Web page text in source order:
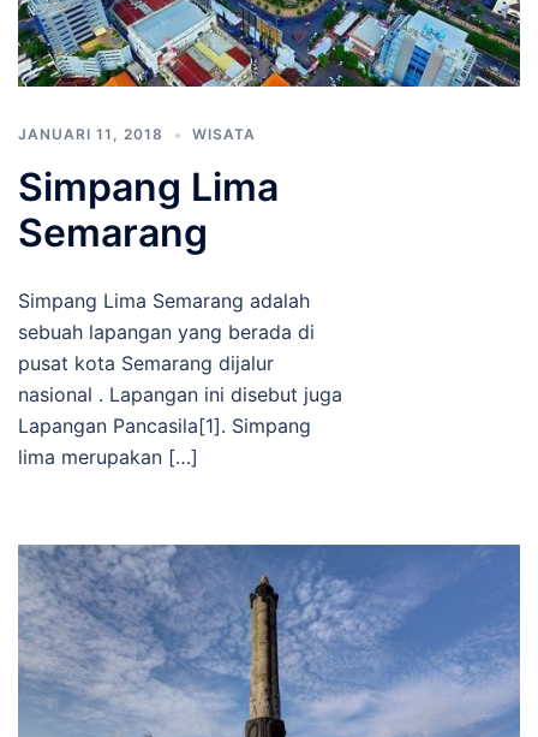
JANUARI 11, 2018 WISATA
Simpang Lima
Semarang
Simpang Lima Semarang adalah
sebuah lapangan yang berada di
pusat kota Semarang dijalur
nasional . Lapangan ini disebut juga
Lapangan Pancasila[1]. Simpang
lima merupakan […]